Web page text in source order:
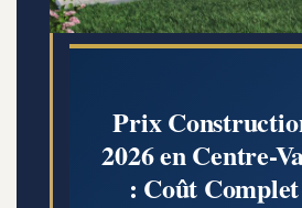
Prix
2026 en Centre-
: Coût